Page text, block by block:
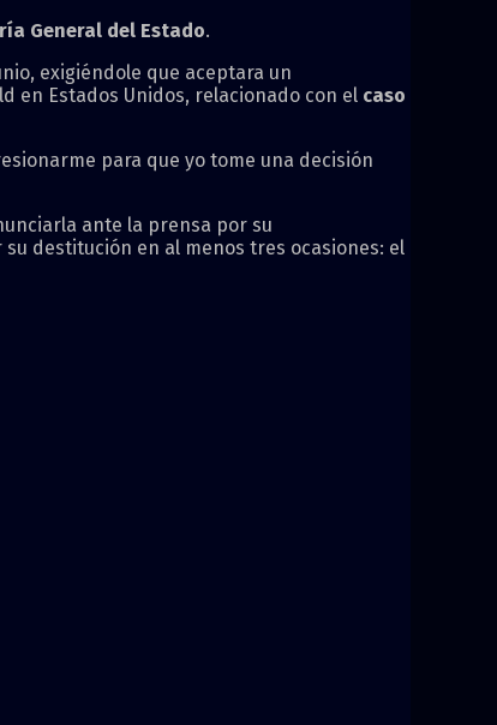
General del Estado.
exigiéndole que aceptara un
en Estados Unidos, relacionado con el caso
para que yo tome una decisión
ante la prensa por su
destitución en al menos tres ocasiones: el